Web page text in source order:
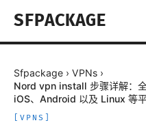
SFPACKAGE
Sfpackage › VPNs ›
Nord vpn install 步骤详解：
iOS、Android 以及 Linux 等
VPNS